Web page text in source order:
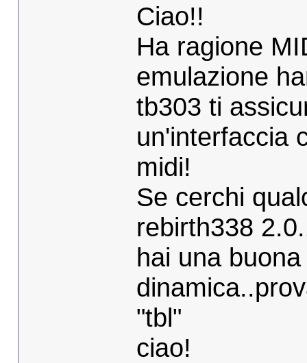
Ciao!!
Ha ragione
emulazione
tb303 ti
un'interfaccia
midi!
Se cerchi
rebirth338
hai una
"tbl"
ciao!